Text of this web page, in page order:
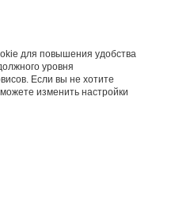
для повышения удобства
уровня
Если вы не хотите
изменить настройки